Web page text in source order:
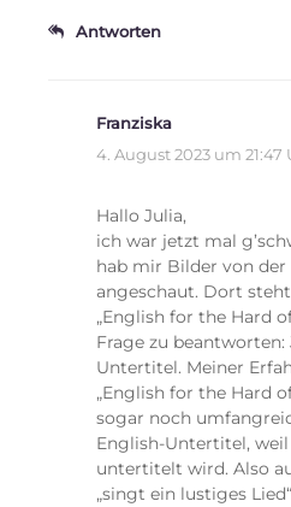
Antworten
Franziska
4. August 2023 um 21:47
Hallo Julia,
ich war jetzt mal
hab mir Bilder von der
angeschaut. Dort
„English for the Hard
Frage zu
Untertitel. Meiner
„English for the Hard
sogar noch
English-Untertitel,
untertitelt wird. Also
„singt ein lustiges